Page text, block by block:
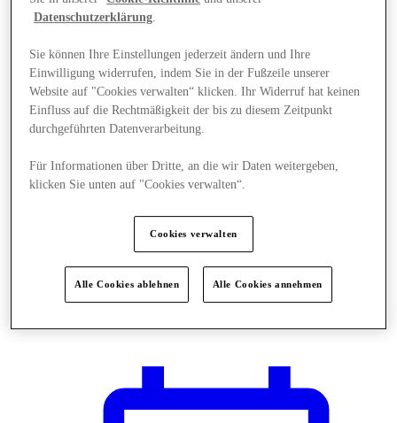
Datenschutzerklärung
Sie können Ihre Einstellungen jederzeit ändern und Ihre
Einwilligung widerrufen, indem Sie in der Fußzeile unserer
Website auf "Cookies verwalten“ klicken. Ihr Widerruf hat keinen
Einfluss auf die Rechtmäßigkeit der bis zu diesem Zeitpunkt
durchgeführten Datenverarbeitung.
Für Informationen über Dritte, an die wir Daten weitergeben,
klicken Sie unten auf "Cookies verwalten“.
Cookies verwalten
Alle Cookies ablehnen Alle Cookies annehmen